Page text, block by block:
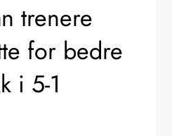
trenere
for bedre
i 5-1